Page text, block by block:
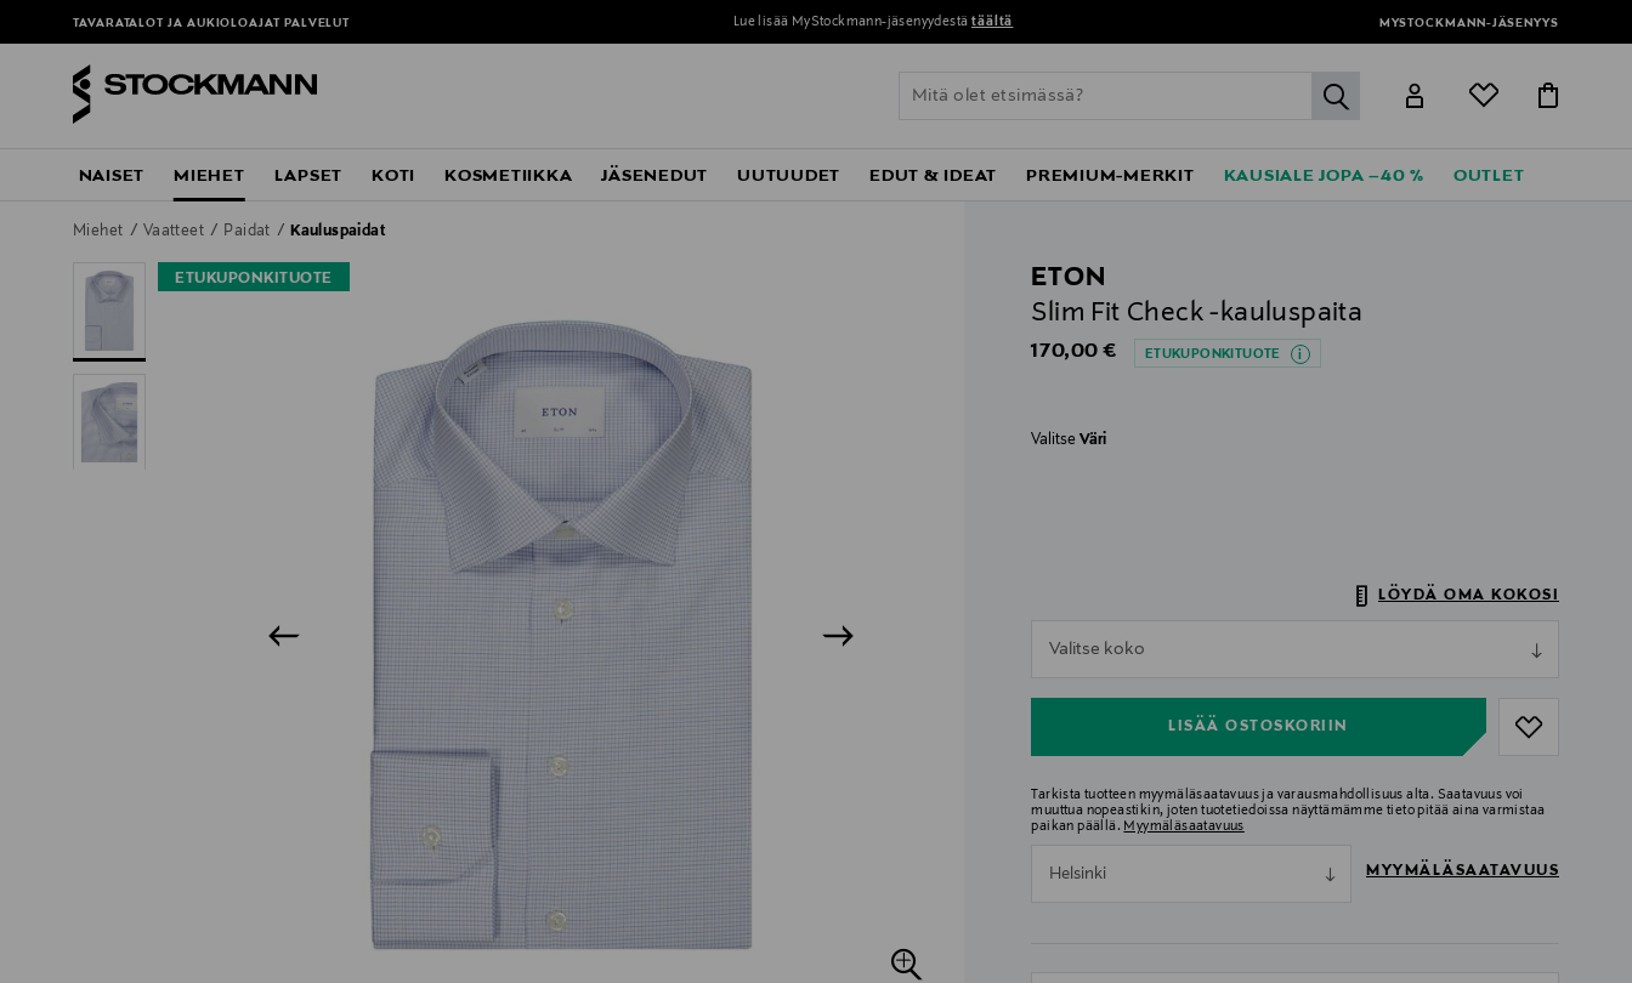
TAVARATALOT JA AUKIOLOAJAT PALVELUT Lue lisää MyStockmann-jäsenyydestä täältä MYSTOCKMANN-JÄSENYYS
label.header.go
NAISET MIEHET LAPSET KOTI KOSMETIIKKA JÄSENEDUT UUTUUDET EDUT & IDEAT PREMIUM-MERKIT KAUSIALE JOPA –40 % OUTLET
Miehet Vaatteet Paidat Kauluspaidat
ETUKUPONKITUOTE
ETON
Slim Fit Check -kauluspaita
Original Price
170,00 € ETUKUPONKITUOTE
ValitseVäri
LÖYDÄ OMA KOKOSI
Valitse koko
LISÄÄ OSTOSKORIIN
Tarkista tuotteen myymäläsaatavuus ja varausmahdollisuus alta. Saatavuus voi
muuttua nopeastikin, joten tuotetiedoissa näyttämämme tieto pitää aina varmistaa
paikan päällä. Myymäläsaatavuus
Helsinki MYYMÄLÄSAATAVUUS